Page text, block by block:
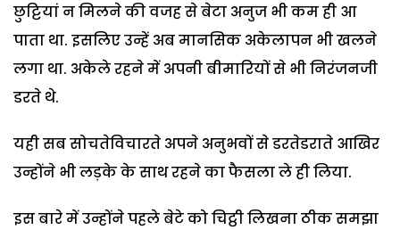
छुट्टियां न मिलने की वजह से बेटा अनुज भी कम ही आ
पाता था. इसलिए उन्हें अब मानसिक अकेलापन भी खलने
लगा था. अकेले रहने में अपनी बीमारियों से भी निरंजनजी
डरते थे.
यही सब सोचतेविचारते अपने अनुभवों से डरतेडराते आखिर
उन्होंने भी लड़के के साथ रहने का फैसला ले ही लिया.
इस बारे में उन्होंने पहले बेटे को चिट्ठी लिखना ठीक समझा